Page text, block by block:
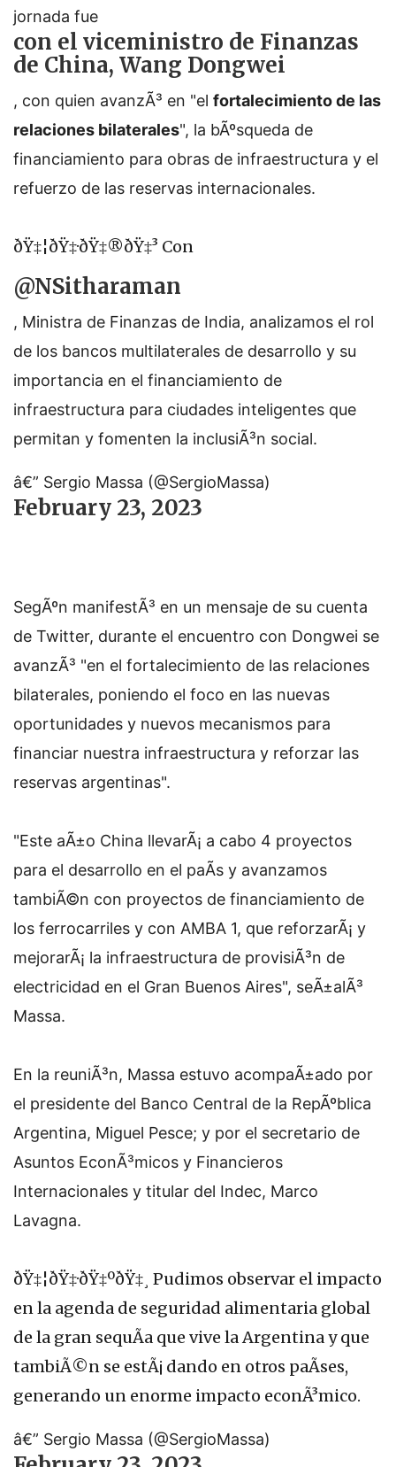
jornada fue
con el viceministro de Finanzas
de China, Wang Dongwei
, con quien avanzÃ³ en "el fortalecimiento de las
relaciones bilaterales", la bÃºsqueda de
financiamiento para obras de infraestructura y el
refuerzo de las reservas internacionales.
ðŸ‡¦ðŸ‡·ðŸ‡®ðŸ‡³ Con
@NSitharaman
, Ministra de Finanzas de India, analizamos el rol
de los bancos multilaterales de desarrollo y su
importancia en el financiamiento de
infraestructura para ciudades inteligentes que
permitan y fomenten la inclusiÃ³n social.
â€” Sergio Massa (@SergioMassa)
February 23, 2023
SegÃºn manifestÃ³ en un mensaje de su cuenta
de Twitter, durante el encuentro con Dongwei se
avanzÃ³ "en el fortalecimiento de las relaciones
bilaterales, poniendo el foco en las nuevas
oportunidades y nuevos mecanismos para
financiar nuestra infraestructura y reforzar las
reservas argentinas".
"Este aÃ±o China llevarÃ¡ a cabo 4 proyectos
para el desarrollo en el paÃ­s y avanzamos
tambiÃ©n con proyectos de financiamiento de
los ferrocarriles y con AMBA 1, que reforzarÃ¡ y
mejorarÃ¡ la infraestructura de provisiÃ³n de
electricidad en el Gran Buenos Aires", seÃ±alÃ³
Massa.
En la reuniÃ³n, Massa estuvo acompaÃ±ado por
el presidente del Banco Central de la RepÃºblica
Argentina, Miguel Pesce; y por el secretario de
Asuntos EconÃ³micos y Financieros
Internacionales y titular del Indec, Marco
Lavagna.
ðŸ‡¦ðŸ‡·ðŸ‡ºðŸ‡¸ Pudimos observar el impacto
en la agenda de seguridad alimentaria global
de la gran sequÃ­a que vive la Argentina y que
tambiÃ©n se estÃ¡ dando en otros paÃ­ses,
generando un enorme impacto econÃ³mico.
â€” Sergio Massa (@SergioMassa)